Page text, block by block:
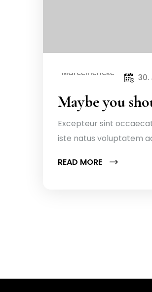
Marcelhencke 30.
Maybe you
Excepteur sint
iste natus voluptatem
READ MORE